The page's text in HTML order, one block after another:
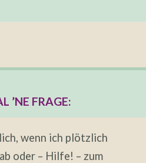
’NE FRAGE:
wenn ich plötzlich
oder – Hilfe! – zum